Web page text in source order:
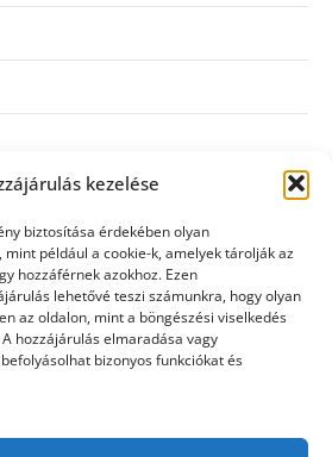
kezelése
biztosítása érdekében olyan
például a cookie-k, amelyek tárolják az
hozzáférnek azokhoz. Ezen
lehetővé teszi számunkra, hogy olyan
az oldalon, mint a böngészési viselkedés
hozzájárulás elmaradása vagy
bizonyos funkciókat és